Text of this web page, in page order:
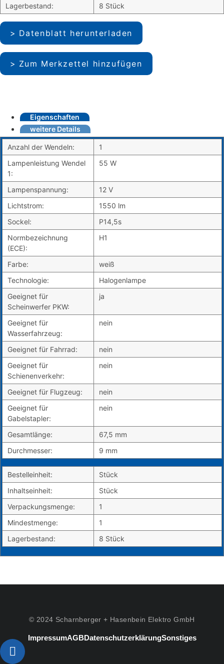
Lagerbestand:
8 Stück
Datenblatt herunterladen
Zum Merkzettel hinzufügen
Eigenschaften
weitere Details
Anzahl der Wendeln:
1
Lampenleistung Wendel
1:
55 W
Lampenspannung:
12 V
Lichtstrom:
1550 lm
Sockel:
P14,5s
Normbezeichnung
(ECE):
H1
Farbe:
weiß
Technologie:
Halogenlampe
Geeignet für
Scheinwerfer PKW:
ja
Geeignet für
Wasserfahrzeug:
nein
Geeignet für Fahrrad:
nein
Geeignet für
Schienenverkehr:
nein
Geeignet für Flugzeug:
nein
Geeignet für
Gabelstapler:
nein
Gesamtlänge:
67,5 mm
Durchmesser:
9 mm
Bestelleinheit:
Stück
Inhaltseinheit:
Stück
Verpackungsmenge:
1
Mindestmenge:
1
Lagerbestand:
8 Stück
© 2024 Scharnberger + Hasenbein Elektro GmbH
ImpressumAGBDatenschutzerklärungSonstiges